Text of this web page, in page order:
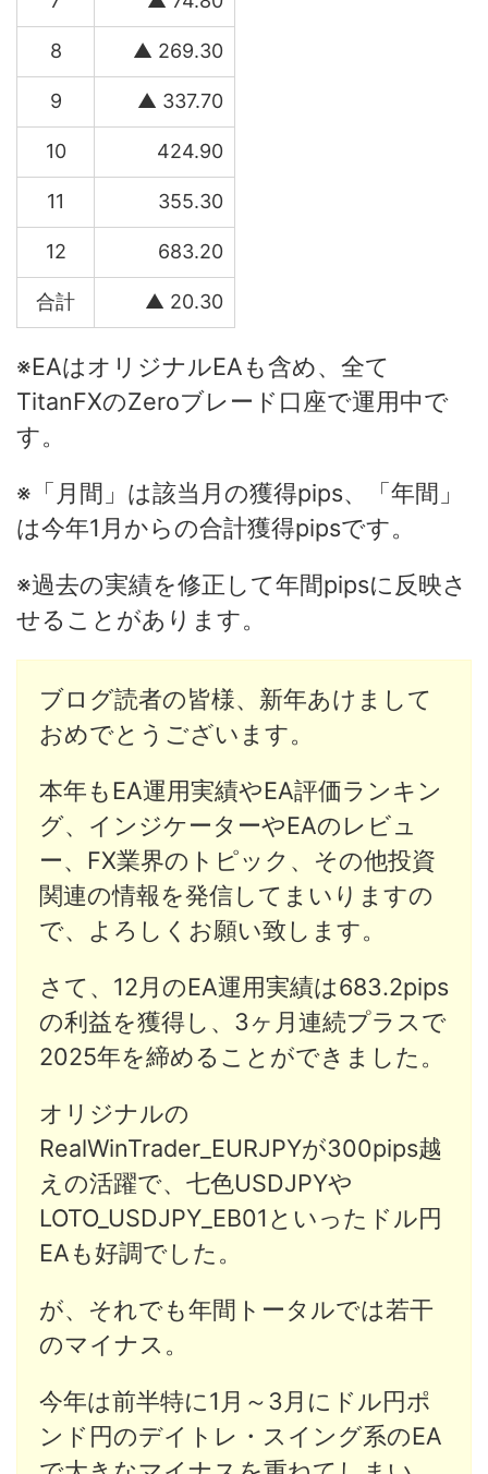
8 ▲ 269.30
9 ▲ 337.70
10 424.90
11 355.30
12 683.20
合計 ▲ 20.30
※EAはオリジナルEAも含め、全て
TitanFXのZeroブレード口座で運用中で
す。
※「月間」は該当月の獲得pips、「年間」
は今年1月からの合計獲得pipsです。
※過去の実績を修正して年間pipsに反映さ
せることがあります。
ブログ読者の皆様、新年あけまして
おめでとうございます。
本年もEA運用実績やEA評価ランキン
グ、インジケーターやEAのレビュ
ー、FX業界のトピック、その他投資
関連の情報を発信してまいりますの
で、よろしくお願い致します。
さて、12月のEA運用実績は683.2pips
の利益を獲得し、3ヶ月連続プラスで
2025年を締めることができました。
オリジナルの
RealWinTrader_EURJPYが300pips越
えの活躍で、七色USDJPYや
LOTO_USDJPY_EB01といったドル円
EAも好調でした。
が、それでも年間トータルでは若干
のマイナス。
今年は前半特に1月～3月にドル円ポ
ンド円のデイトレ・スイング系のEA